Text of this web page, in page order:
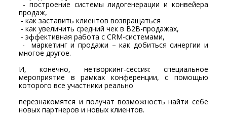
- построение системы лидогенерации и конвейера
продаж,
- как заставить клиентов возвращаться
- как увеличить средний чек в В2В-продажах,
- эффективная работа с CRM-системами,
- маркетинг и продажи – как добиться синергии и
многое другое.
И, конечно, нетворкинг-сессия: специальное
мероприятие в рамках конференции, с помощью
которого все участники реально
перезнакомятся и получат возможность найти себе
новых партнеров и новых клиентов.